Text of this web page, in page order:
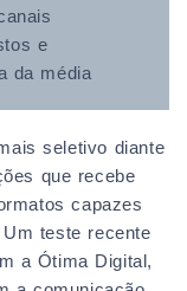
e
da média
seletivo diante
que recebe
capazes
teste recente
a Ótima Digital,